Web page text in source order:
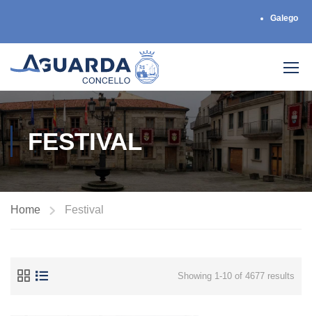
Galego
FESTIVAL
Home Festival
Showing 1-10 of 4677 results